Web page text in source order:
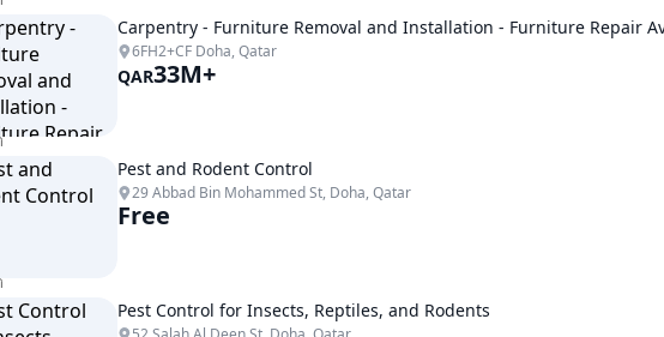
Carpentry - Furniture Removal and Installation - Furniture Repair
6FH2+CF Doha, Qatar
QAR33M+
Pest and Rodent Control
29 Abbad Bin Mohammed St, Doha, Qatar
Free
Pest Control for Insects, Reptiles, and Rodents